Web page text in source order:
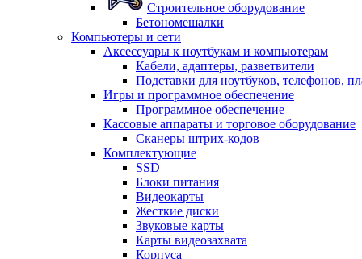
Строительное оборудование
Бетономешалки
Компьютеры и сети
Аксессуары к ноутбукам и компьютерам
Кабели, адаптеры, разветвители
Подставки для ноутбуков, телефонов,
Игры и программное обеспечение
Программное обеспечение
Кассовые аппараты и торговое оборудование
Сканеры штрих-кодов
Комплектующие
SSD
Блоки питания
Видеокарты
Жесткие диски
Звуковые карты
Карты видеозахвата
Корпуса